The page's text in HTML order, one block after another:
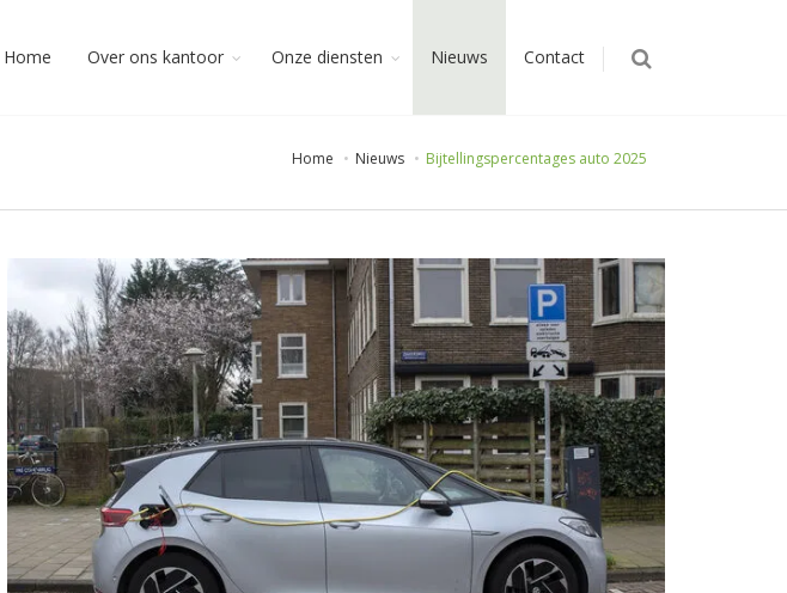
Home Over ons kantoor Onze diensten Nieuws Contact
Home Nieuws Bijtellingspercentages auto 2025